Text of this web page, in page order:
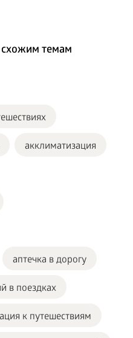
схожим темам
акклиматизация
аптечка в дорогу
в поездках
к путешествиям